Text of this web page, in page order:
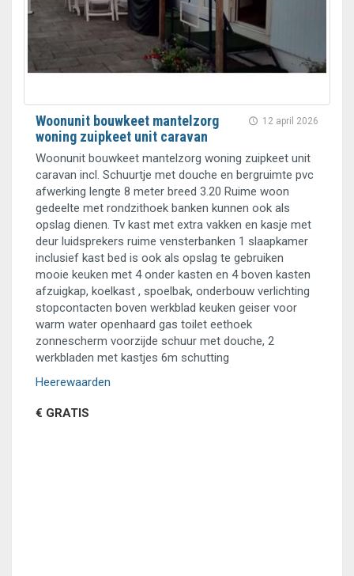
12 april 2026
Woonunit bouwkeet mantelzorg
woning zuipkeet unit caravan
Woonunit bouwkeet mantelzorg woning zuipkeet unit
caravan incl. Schuurtje met douche en bergruimte pvc
afwerking lengte 8 meter breed 3.20 Ruime woon
gedeelte met rondzithoek banken kunnen ook als
opslag dienen. Tv kast met extra vakken en kasje met
deur luidsprekers ruime vensterbanken 1 slaapkamer
inclusief kast bed is ook als opslag te gebruiken
mooie keuken met 4 onder kasten en 4 boven kasten
afzuigkap, koelkast , spoelbak, onderbouw verlichting
stopcontacten boven werkblad keuken geiser voor
warm water openhaard gas toilet eethoek
zonnescherm voorzijde schuur met douche, 2
werkbladen met kastjes 6m schutting
Heerewaarden
€ GRATIS